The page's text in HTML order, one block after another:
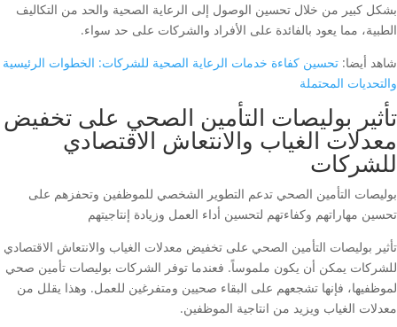
بشكل كبير من خلال تحسين الوصول إلى الرعاية الصحية والحد من التكاليف
الطبية، مما يعود بالفائدة على الأفراد والشركات على حد سواء.
شاهد أيضا: تحسين كفاءة خدمات الرعاية الصحية للشركات: الخطوات الرئيسية
والتحديات المحتملة
تأثير بوليصات التأمين الصحي على تخفيض
معدلات الغياب والانتعاش الاقتصادي
للشركات
بوليصات التأمين الصحي تدعم التطوير الشخصي للموظفين وتحفزهم على
تحسين مهاراتهم وكفاءتهم لتحسين أداء العمل وزيادة إنتاجيتهم
تأثير بوليصات التأمين الصحي على تخفيض معدلات الغياب والانتعاش الاقتصادي
للشركات يمكن أن يكون ملموساً. فعندما توفر الشركات بوليصات تأمين صحي
لموظفيها، فإنها تشجعهم على البقاء صحيين ومتفرغين للعمل. وهذا يقلل من
معدلات الغياب ويزيد من انتاجية الموظفين.